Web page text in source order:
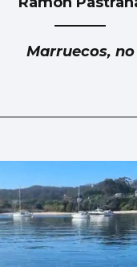
Marruecos, no
Carlos de la
¿Fiable y